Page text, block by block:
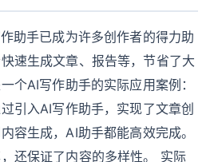
助手已成为许多创作者的得力助
速生成文章、报告等，节省了大
个AI写作助手的实际应用案例：
引入AI写作助手，实现了文章创
容生成，AI助手都能高效完成。
还保证了内容的多样性。 实际